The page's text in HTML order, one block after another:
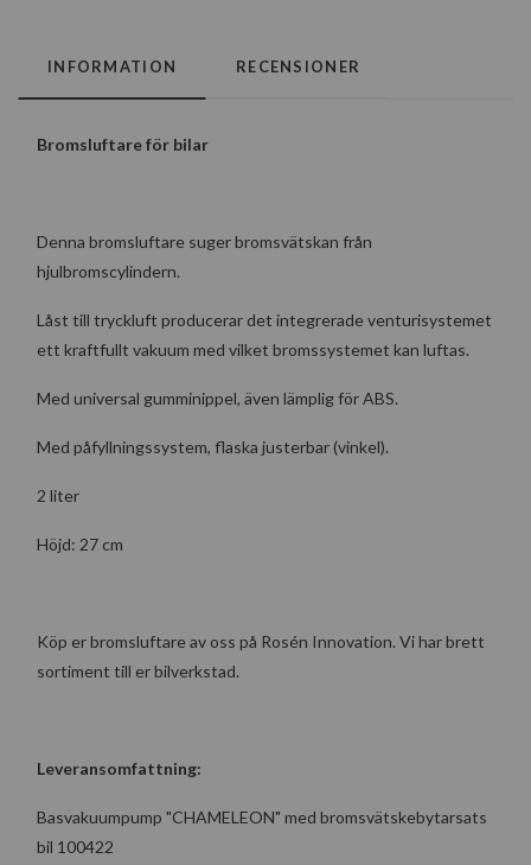
INFORMATION RECENSIONER
Bromsluftareför bilar
Denna bromsluftare suger bromsvätskan från
hjulbromscylindern.
Låst till tryckluft producerar det integrerade venturisystemet
ett kraftfullt vakuum med vilket bromssystemet kan luftas.
Med universal gumminippel, även lämplig för ABS.
Med påfyllningssystem, flaska justerbar (vinkel).
2 liter
Höjd: 27 cm
Köp er bromsluftare av oss på Rosén Innovation. Vi har brett
sortiment till er bilverkstad.
Leveransomfattning:
Basvakuumpump "CHAMELEON" med bromsvätskebytarsats
bil 100422